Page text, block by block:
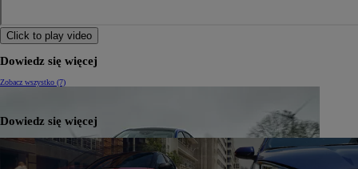
Click to play video
Dowiedz się więcej
Zobacz wszystko (7)
Dowiedz się więcej